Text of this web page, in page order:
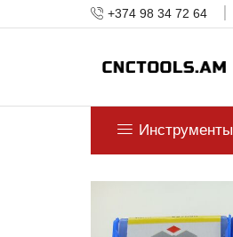
+374 98 34 72 64
Инструменты